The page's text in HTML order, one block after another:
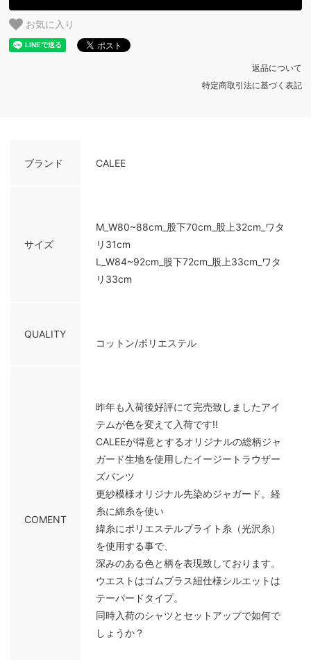
お気に入り
返品について
特定商取引法に基づく表記
ブランド CALEE
サイズ
M_W80~88cm_股下70cm_股上32cm_ワタ
リ31cm
L_W84~92cm_股下72cm_股上33cm_ワタ
リ33cm
QUALITY
コットン/ポリエステル
COMENT
昨年も入荷後好評にて完売致しましたアイ
テムが色を変えて入荷です!!
CALEEが得意とするオリジナルの総柄ジャ
ガード生地を使用したイージートラウザー
ズパンツ
更紗模様オリジナル先染めジャガード。経
糸に綿糸を使い
緯糸にポリエステルブライト糸（光沢糸）
を使用する事で、
深みのある色と柄を表現致しております。
ウエストはゴムプラス紐仕様シルエットは
テーパードタイプ。
同時入荷のシャツとセットアップで如何で
しょうか？